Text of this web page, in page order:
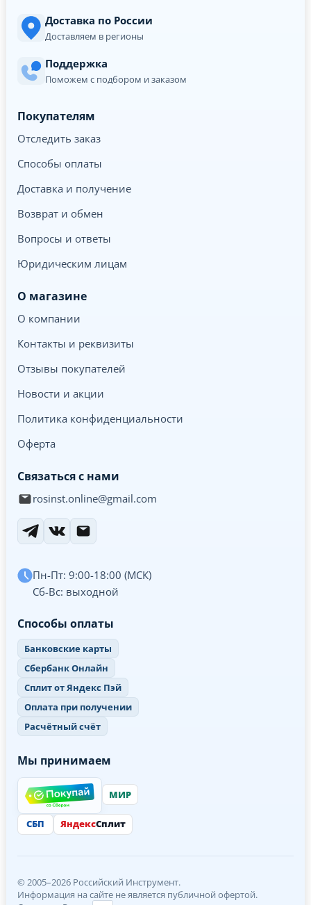
Доставка по России
Доставляем в регионы
Поддержка
Поможем с подбором и заказом
Покупателям
Отследить заказ
Способы оплаты
Доставка и получение
Возврат и обмен
Вопросы и ответы
Юридическим лицам
О магазине
О компании
Контакты и реквизиты
Отзывы покупателей
Новости и акции
Политика конфиденциальности
Оферта
Связаться с нами
rosinst.online@gmail.com
Пн-Пт: 9:00-18:00 (МСК)
Сб-Вс: выходной
Способы оплаты
Банковские карты
Сбербанк Онлайн
Сплит от Яндекс Пэй
Оплата при получении
Расчётный счёт
Мы принимаем
МИР
СБП ЯндексСплит
© 2005–2026 Российский Инструмент.
Информация на сайте не является публичной офертой.